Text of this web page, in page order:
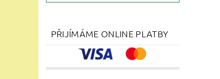
PŘIJÍMÁME ONLINE PLATBY